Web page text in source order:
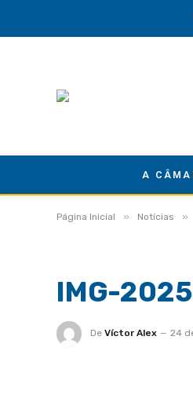
A
Página Inicial » Notícias »
IMG-
De Víctor Alex 24